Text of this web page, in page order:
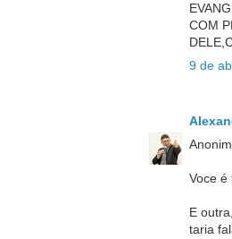
COM
9 de
Voce é
E
taria